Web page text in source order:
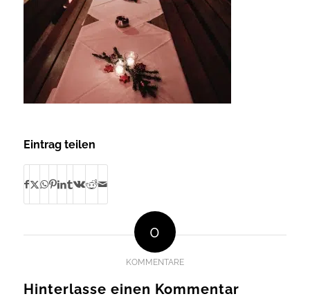
Eintrag teilen
0
KOMMENTARE
Hinterlasse einen Kommentar